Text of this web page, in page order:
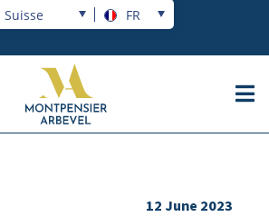
Suisse FR
12 June 2023